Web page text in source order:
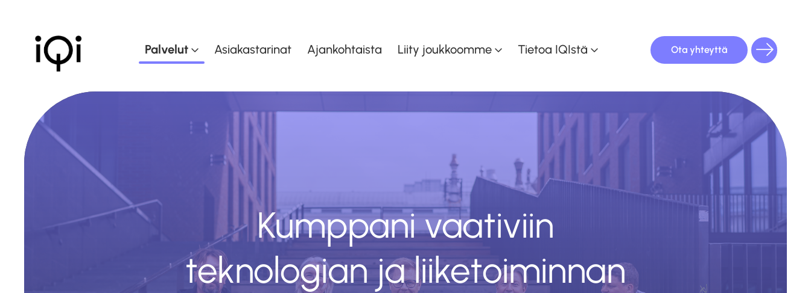
Palvelut
Muutoskyvykkyyden
kasvattaminen
Dataohjattu liiketoiminta
Asiakastarinat Ajankohtaista Liity joukkoomme Tietoa IQIstä Ota yhteyttä
Kumppani vaativiin
teknologian ja liiketoiminnan